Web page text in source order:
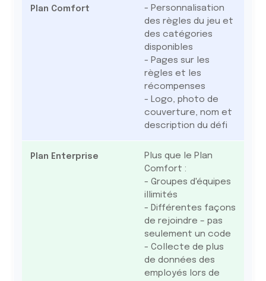
- Personnalisation
des règles du jeu et
des catégories
disponibles
- Pages sur les
règles et les
récompenses
- Logo, photo de
couverture, nom et
description du défi
Plus que le Plan
Comfort :
- Groupes d'équipes
illimités
- Différentes façons
de rejoindre – pas
seulement un code
- Collecte de plus
de données des
employés lors de